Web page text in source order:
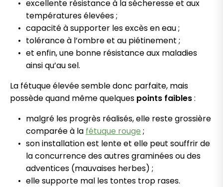
excellente résistance à la sécheresse et aux
températures élevées ;
capacité à supporter les excès en eau ;
tolérance à l’ombre et au piétinement ;
et enfin, une bonne résistance aux maladies
ainsi qu’au sel.
La fétuque élevée semble donc parfaite, mais
possède quand même quelques points faibles:
malgré les progrès réalisés, elle reste grossière
comparée à la fétuque rouge ;
son installation est lente et elle peut souffrir de
la concurrence des autres graminées ou des
adventices (mauvaises herbes) ;
elle supporte mal les tontes trop rases.